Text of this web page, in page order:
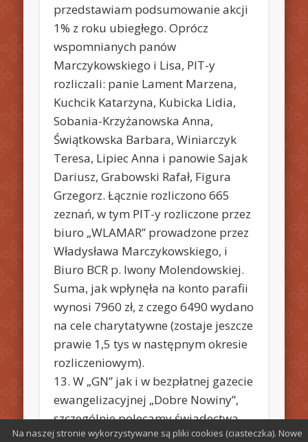
przedstawiam podsumowanie akcji
1% z roku ubiegłego. Oprócz
wspomnianych panów
Marczykowskiego i Lisa, PIT-y
rozliczali: panie Lament Marzena,
Kuchcik Katarzyna, Kubicka Lidia,
Sobania-Krzyżanowska Anna,
Świątkowska Barbara, Winiarczyk
Teresa, Lipiec Anna i panowie Sajak
Dariusz, Grabowski Rafał, Figura
Grzegorz. Łącznie rozliczono 665
zeznań, w tym PIT-y rozliczone przez
biuro „WLAMAR” prowadzone przez
Władysława Marczykowskiego, i
Biuro BCR p. Iwony Molendowskiej.
Suma, jak wpłynęła na konto parafii
wynosi 7960 zł, z czego 6490 wydano
na cele charytatywne (zostaje jeszcze
prawie 1,5 tys w następnym okresie
rozliczeniowym).
13. W „GN” jak i w bezpłatnej gazecie
ewangelizacyjnej „Dobre Nowiny”,
szczególnie polecamy świadectwa
doświadczenia Bożego Miłosierdzia.
Na naszej stronie wykorzystywane są pliki cookies (ciasteczka). Nowe